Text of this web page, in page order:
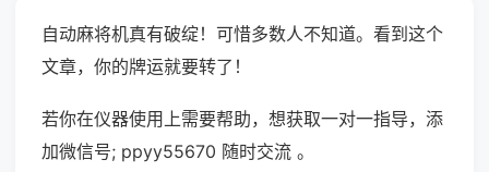
自动麻将机真有破绽！可惜多数人不知道。看到这个
文章，你的牌运就要转了！
若你在仪器使用上需要帮助，想获取一对一指导，添
加微信号; ppyy55670 随时交流 。